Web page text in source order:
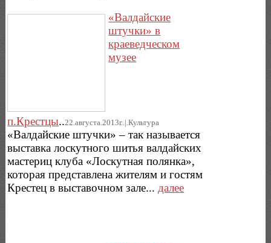
«Валдайские
штучки» в
краеведческом
музее
п.Крестцы..22.августа.2013г..|.Культура
«Валдайские штучки» – так называется
выставка лоскутного шитья валдайских
мастериц клуба «Лоскутная полянка»,
которая представлена жителям и гостям
Крестец в выставочном зале... далее